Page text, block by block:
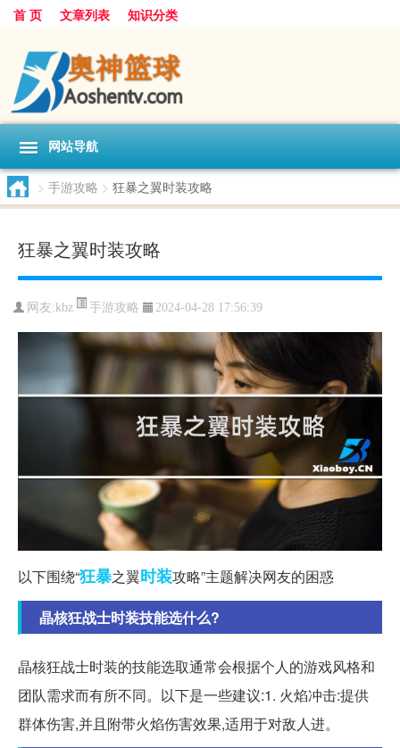
首 页 文章列表 知识分类
网站导航
> 手游攻略 > 狂暴之翼时装攻略
狂暴之翼时装攻略
网友:kbz 手游攻略 2024-04-28 17:56:39
以下围绕“狂暴之翼时装攻略”主题解决网友的困惑
晶核狂战士时装技能选什么?
晶核狂战士时装的技能选取通常会根据个人的游戏风格和
团队需求而有所不同。以下是一些建议:1. 火焰冲击:提供
群体伤害,并且附带火焰伤害效果,适用于对敌人进。